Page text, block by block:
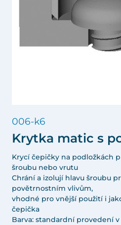
006-k6
Krytka matic s
Krycí čepičky na podložkách
šroubu nebo vrutu
Chrání a izolují hlavu šroubu
povětrnostním vlivům,
vhodné pro vnější použití i
čepička
Barva: standardní provedení